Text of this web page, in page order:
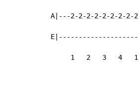
A|---2-2-2-2-2-2-2-2-
1   2   3   4